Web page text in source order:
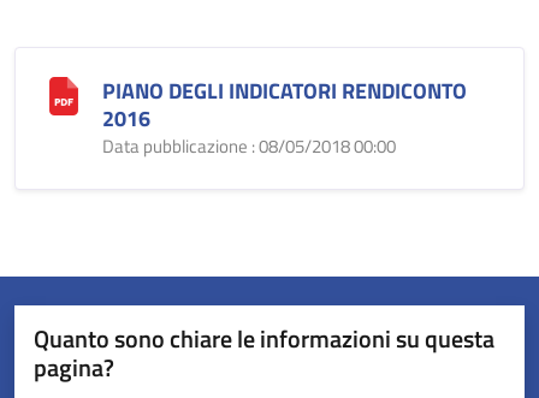
PIANO DEGLI INDICATORI RENDICONTO
2016
Data pubblicazione : 08/05/2018 00:00
Quanto sono chiare le informazioni su questa
pagina?